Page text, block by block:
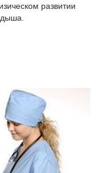
развитии